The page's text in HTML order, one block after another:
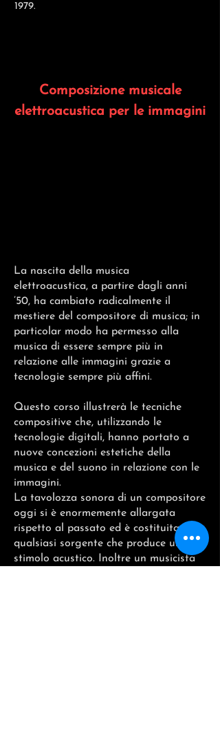
1979.
Composizione musicale
elettroacustica per le immagini
La nascita della musica
elettroacustica, a partire dagli anni
’50, ha cambiato radicalmente il
mestiere del compositore di musica; in
particolar modo ha permesso alla
musica di essere sempre più in
relazione alle immagini grazie a
tecnologie sempre più affini.
Questo corso illustrerà le tecniche
compositive che, utilizzando le
tecnologie digitali, hanno portato a
nuove concezioni estetiche della
musica e del suono in relazione con le
immagini.
La tavolozza sonora di un compositore
oggi si è enormemente allargata
rispetto al passato ed è costituita da
qualsiasi sorgente che produce uno
stimolo acustico. Inoltre un musicista